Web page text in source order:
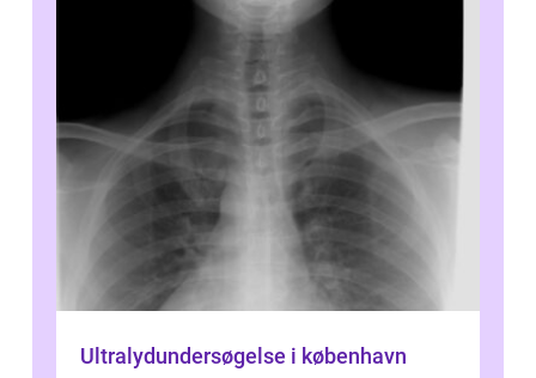
Ultralydundersøgelse i københavn